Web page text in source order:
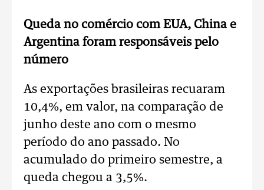
Queda no comércio com EUA, China e
Argentina foram responsáveis pelo
número
As exportações brasileiras recuaram
10,4%, em valor, na comparação de
junho deste ano com o mesmo
período do ano passado. No
acumulado do primeiro semestre, a
queda chegou a 3,5%.